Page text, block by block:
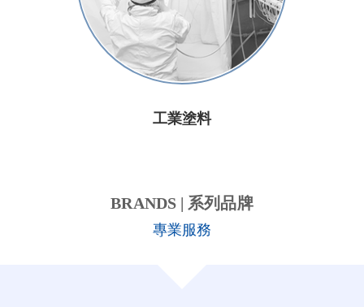
工業塗料
BRANDS | 系列品牌
專業服務